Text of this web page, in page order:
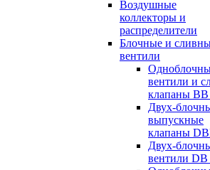
Воздушные
коллекторы и
распределители
Блочные и
вентили
вентили и
клапаны BB
Двух-
выпускные
клапаны
Двух-
вентили DB